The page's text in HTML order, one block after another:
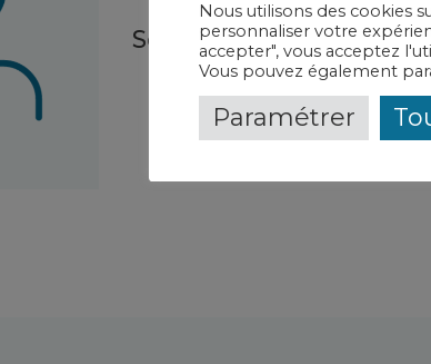
Service(s) et contact(s)
Rétrocession de
Pharmacie à usage
Nous utilisons des cookies
personnaliser votre
accepter", vous acceptez
Vous pouvez également
Paramétrer